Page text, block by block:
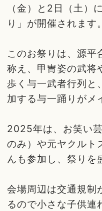
（金）と2日（土）
り」が開催されます。
このお祭りは、源平
称え、甲冑姿の武将
歩く与一武者行列と
加する与一踊りがメ
2025年は、お笑い
のみ）や元ヤクルト
んも参加し、祭りを
会場周辺は交通規制
るので小さな子供連